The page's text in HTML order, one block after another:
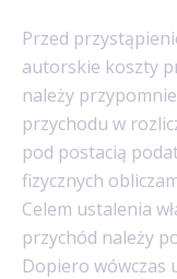
Przed
autorskie koszty
należy
przychodu w
pod postacią
fizycznych
Celem ustalenia
przychód należy
Dopiero wówczas